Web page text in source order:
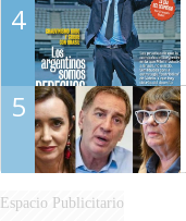
4
5
Espacio Publicitario